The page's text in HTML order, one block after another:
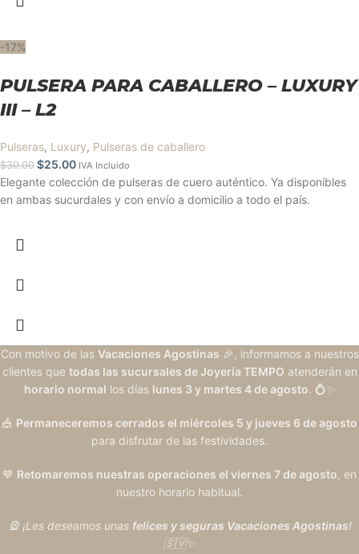
-17%
PULSERA PARA CABALLERO – LUXURY
III – L2
Pulseras, Luxury, Pulseras de caballero
$30.00 $25.00 IVA Incluido
Elegante colección de pulseras de cuero auténtico. Ya disponibles
en ambas sucurdales y con envío a domicilio a todo el país.
Con motivo de las Vacaciones Agostinas 🎉, informamos a nuestros
clientes que todas las sucursales de Joyería TEMPO atenderán en
horario normal los días lunes 3 y martes 4 de agosto. 💍✨
🎪 Permaneceremos cerrados el miércoles 5 y jueves 6 de agosto
para disfrutar de las festividades.
💙 Retomaremos nuestras operaciones el viernes 7 de agosto, en
nuestro horario habitual.
🎡 ¡Les deseamos unas felices y seguras Vacaciones Agostinas!
🇸🇻✨